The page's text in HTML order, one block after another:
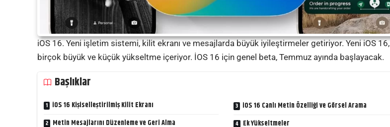
iOS 16. Yeni işletim sistemi, kilit ekranı ve mesajlarda büyük iyileştirmeler getiriyor. Yeni iOS 16,
birçok büyük ve küçük yükseltme içeriyor. İOS 16 için genel beta, Temmuz ayında başlayacak.
Başlıklar
iOS 16 Kişiselleştirilmiş Kilit Ekranı
Metin Mesajlarını Düzenleme ve Geri Alma
iOS 16 Canlı Metin Özelliği ve Görsel Arama
Ek Yükseltmeler